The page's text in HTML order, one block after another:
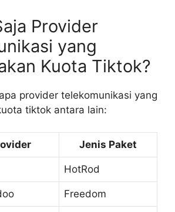
Provider
yang
Kuota Tiktok?
provider telekomunikasi yang
tiktok antara lain:
Jenis Paket
HotRod
Freedom